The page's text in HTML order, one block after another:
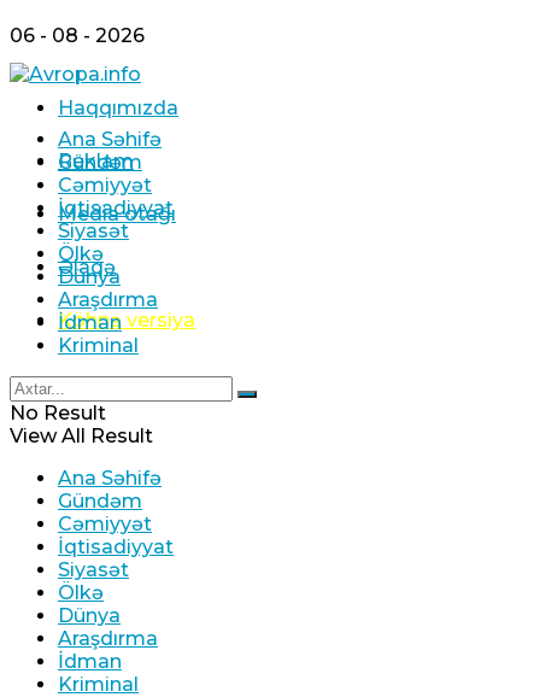
06 - 08 - 2026
Haqqımızda
Reklam
Media otağı
Əlaqə
Köhnə versiya
Ana Səhifə
Gündəm
Cəmiyyət
İqtisadiyyat
Siyasət
Ölkə
Dünya
Araşdırma
İdman
Kriminal
No Result
View All Result
Ana Səhifə
Gündəm
Cəmiyyət
İqtisadiyyat
Siyasət
Ölkə
Dünya
Araşdırma
İdman
Kriminal